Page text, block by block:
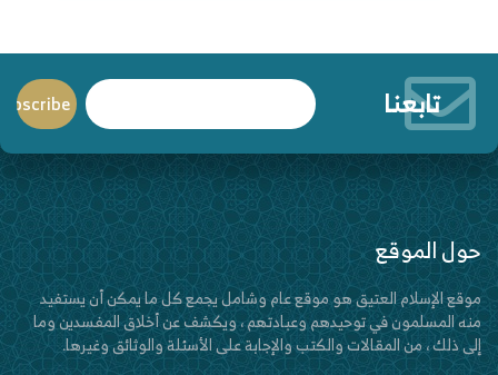
تابعنا
حول الموقع
موقع الإسلام العتيق هو موقع عام وشامل يجمع كل ما يمكن أن يستفيد
منه المسلمون في توحيدهم وعبادتهم ، ويكشف عن أخلاق المفسدين وما
إلى ذلك ، من المقالات والكتب والإجابة على الأسئلة والوثائق وغيرها.